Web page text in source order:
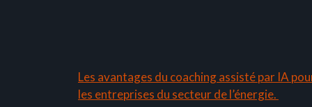
Les avantages du coaching assisté par IA
les entreprises du secteur de l’énergie.